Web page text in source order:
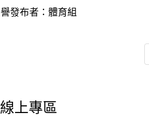
發布者：體育組
線上專區